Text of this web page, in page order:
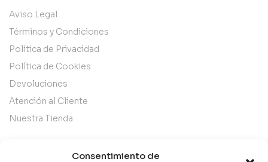
Consentimiento de
Aviso Legal
Términos y Condiciones
Política de Privacidad
Política de Cookies
Devoluciones
Atención al Cliente
Nuestra Tienda